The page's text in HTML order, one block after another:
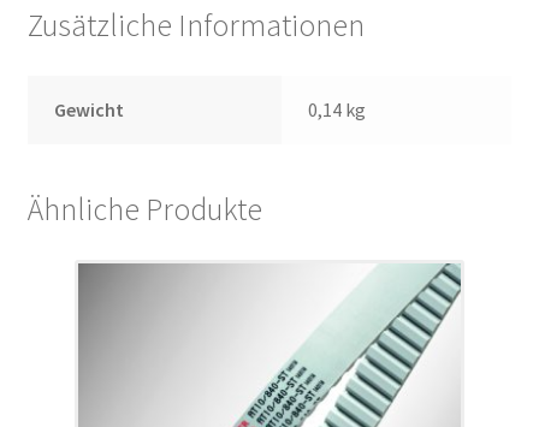
Zusätzliche Informationen
Gewicht 0,14 kg
Ähnliche Produkte